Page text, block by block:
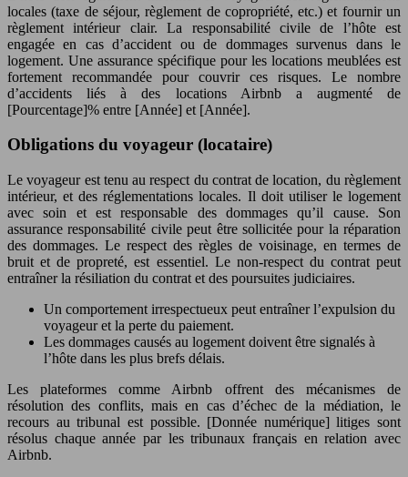
locales (taxe de séjour, règlement de copropriété, etc.) et fournir un
règlement intérieur clair. La responsabilité civile de l’hôte est
engagée en cas d’accident ou de dommages survenus dans le
logement. Une assurance spécifique pour les locations meublées est
fortement recommandée pour couvrir ces risques. Le nombre
d’accidents liés à des locations Airbnb a augmenté de
[Pourcentage]% entre [Année] et [Année].
Obligations du voyageur (locataire)
Le voyageur est tenu au respect du contrat de location, du règlement
intérieur, et des réglementations locales. Il doit utiliser le logement
avec soin et est responsable des dommages qu’il cause. Son
assurance responsabilité civile peut être sollicitée pour la réparation
des dommages. Le respect des règles de voisinage, en termes de
bruit et de propreté, est essentiel. Le non-respect du contrat peut
entraîner la résiliation du contrat et des poursuites judiciaires.
Un comportement irrespectueux peut entraîner l’expulsion du
voyageur et la perte du paiement.
Les dommages causés au logement doivent être signalés à
l’hôte dans les plus brefs délais.
Les plateformes comme Airbnb offrent des mécanismes de
résolution des conflits, mais en cas d’échec de la médiation, le
recours au tribunal est possible. [Donnée numérique] litiges sont
résolus chaque année par les tribunaux français en relation avec
Airbnb.